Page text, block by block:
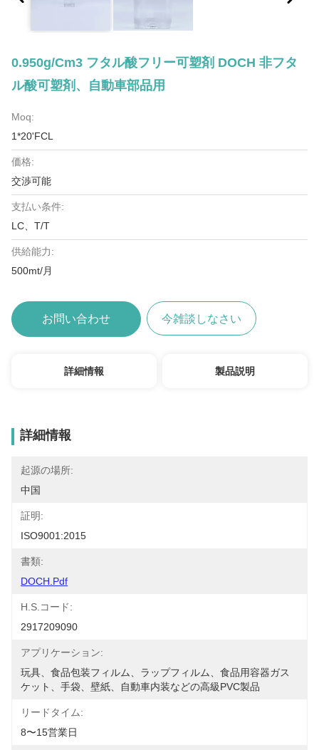
0.950g/cm3 フタル酸フリー可塑剤 DOCH 非フタ
ル酸可塑剤、自動車部品用
Moq:
1*20'FCL
価格:
交渉可能
支払い条件:
LC、T/T
供給能力:
500mt/月
お問い合わせ 今雑談しなさい
詳細情報 製品説明
詳細情報
起源の場所:
中国
証明:
ISO9001:2015
書類:
DOCH.pdf
H.S.コード:
2917209090
アプリケーション:
玩具、食品包装フィルム、ラップフィルム、食品用容器ガス
ケット、手袋、壁紙、自動車内装などの高級PVC製品
リードタイム:
8〜15営業日